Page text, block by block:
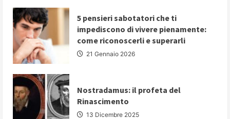
PARLARE
IN
PUBBLICO:
strategie
fondamentali
comunicare
autorevolezza
e
convincere
il
proprio
pubblico
5 pensieri sabotatori che ti
impediscono di vivere pienamente:
come riconoscerli e superarli
21 Gennaio 2026
Nostradamus: il profeta del
Rinascimento
13 Dicembre 2025